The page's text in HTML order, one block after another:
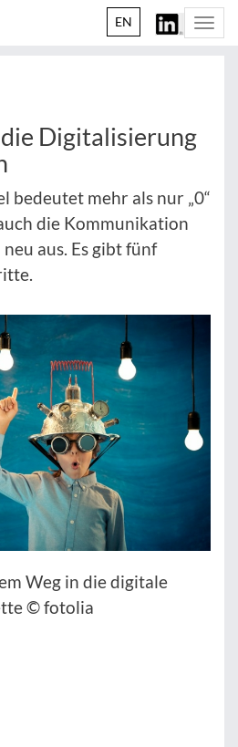
EN
Digitalisierung
bedeutet mehr als nur „0“
die Kommunikation
aus. Es gibt fünf
Weg in die digitale
© fotolia